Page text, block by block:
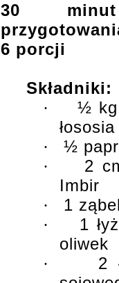
30
6 porcji
Składniki:
·
½ kg
łososia
· ½
·
2
Imbir
· 1
·
1
oliwek
·
2